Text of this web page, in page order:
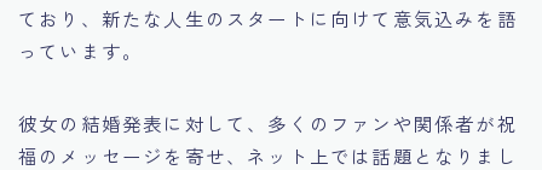
ており、新たな人生のスタートに向けて意気込みを語
っています。
彼女の結婚発表に対して、多くのファンや関係者が祝
福のメッセージを寄せ、ネット上では話題となりまし